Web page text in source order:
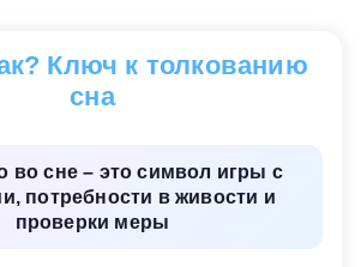
всем новым, вы любимы
легко начинаете новые дела.
и достаточно легко поддаетесь
что мешает вам принимать
решения и продвигаться по
об отдыхе, как о самом
вы легки на подъем и
Ключ к толкованию
сна
во сне – это символ игры с
потребности в живости и
проверки меры